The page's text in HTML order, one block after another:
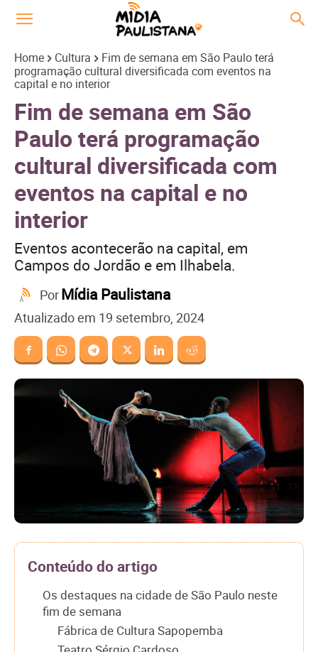
Home Cultura
Fim de semana em São Paulo terá
programação cultural diversificada com eventos na
capital e no interior
Fim de semana em São
Paulo terá programação
cultural diversificada com
eventos na capital e no
interior
Eventos acontecerão na capital, em
Campos do Jordão e em Ilhabela.
PorMídia Paulistana
Atualizado em 19 setembro, 2024
Conteúdo do artigo
Os destaques na cidade de São Paulo neste
fim de semana
Fábrica de Cultura Sapopemba